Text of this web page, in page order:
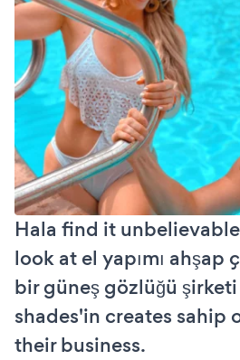
Hala find it
look at el yapımı ahşap
bir güneş gözlüğü
shades'in creates sahip
their business.